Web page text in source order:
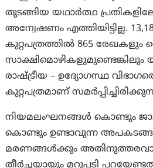
തുടങ്ങിയ യഥാർത്ഥ
അന്വേഷണം എത്തിയിട്ടില്ല.
കുറ്റപത്രത്തിൽ 865
സാക്ഷിമൊഴികളുമുണ്ടെങ്കിലും
രാഷ്ട്രീയ – ഉദ്യോഗസ്ഥ
കുറ്റപത്രമാണ്
നിയമലംഘനങ്ങൾ കൊണ്ടും
കൊണ്ടും ഉണ്ടാവുന്ന
മരണങ്ങൾക്കും
തീർച്ചയായും മറുപടി